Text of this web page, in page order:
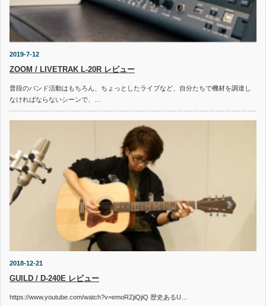
2019-7-12
ZOOM / LIVETRAK L-20R レビュー
普段のバンド活動はもちろん、ちょっとしたライブなど、自分たちで機材を調達し
なければならないシーンで、…
2018-12-21
GUILD / D-240E レビュー
https://www.youtube.com/watch?v=emoRZjiQjiQ 歴史あるU…